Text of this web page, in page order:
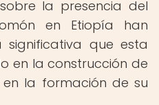
la presencia del
en Etiopía han
significativa que esta
en la construcción de
la formación de su